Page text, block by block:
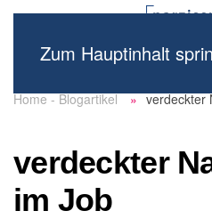
Zum Hauptinhalt
Home - Blogartikel verdeckter
verdeckter
im Job